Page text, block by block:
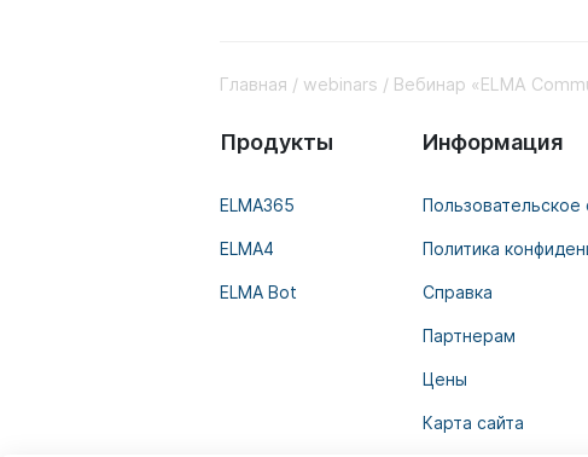
Главная webinars Вебинар «ELMA
Продукты
ELMA365
ELMA4
ELMA Bot
Информация
Пользовательское
Политика
Справка
Партнерам
Цены
Карта сайта